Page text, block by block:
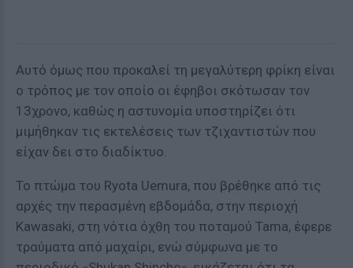
Αυτό όμως που προκαλεί τη μεγαλύτερη φρίκη είναι
ο τρόπος με τον οποίο οι έφηβοι σκότωσαν τον
13χρονο, καθώς η αστυνομία υποστηρίζει ότι
μιμήθηκαν τις εκτελέσεις των τζιχαντιστών που
είχαν δει στο διαδίκτυο.
Το πτώμα του Ryota Uemura, που βρέθηκε από τις
αρχές την περασμένη εβδομάδα, στην περιοχή
Kawasaki, στη νότια όχθη του ποταμού Tama, έφερε
τραύματα από μαχαίρι, ενώ σύμφωνα με το